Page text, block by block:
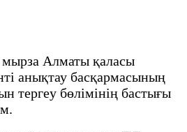
Алматы қаласы
анықтау басқармасының
тергеу бөлімінің бастығы